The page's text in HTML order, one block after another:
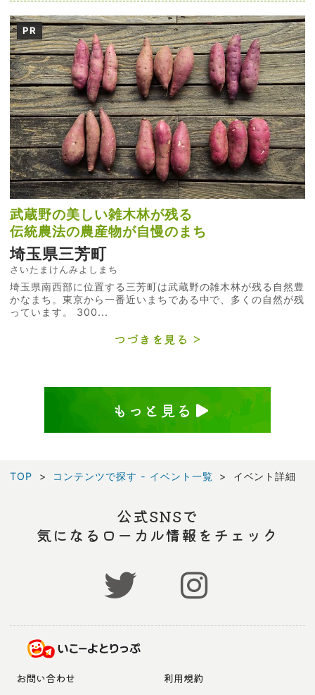
PR
武蔵野の美しい雑木林が残る
伝統農法の農産物が自慢のまち
埼玉県三芳町
さいたまけんみよしまち
埼玉県南西部に位置する三芳町は武蔵野の雑木林が残る自然豊
かなまち。東京から一番近いまちである中で、多くの自然が残
っています。 300...
つづきを見る
もっと見る
TOP コンテンツで探す - イベント一覧 イベント詳細
公式SNSで
気になるローカル情報をチェック
お問い合わせ 利用規約